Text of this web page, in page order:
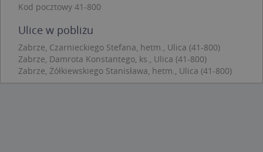
Kod pocztowy 41-800
Ulice w pobliżu
Zabrze, Czarnieckiego Stefana, hetm., Ulica (41-800)
Zabrze, Damrota Konstantego, ks., Ulica (41-800)
Zabrze, Żółkiewskiego Stanisława, hetm., Ulica (41-800)